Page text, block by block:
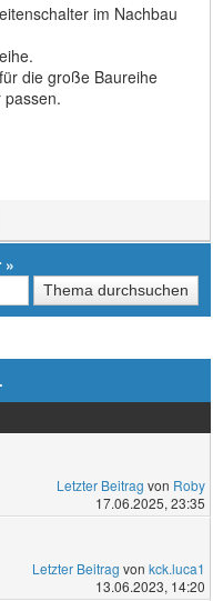
im Nachbau
die große Baureihe
»
Letzter Beitrag von Roby
17.06.2025, 23:35
Letzter Beitrag von kck.luca1
13.06.2023, 14:20